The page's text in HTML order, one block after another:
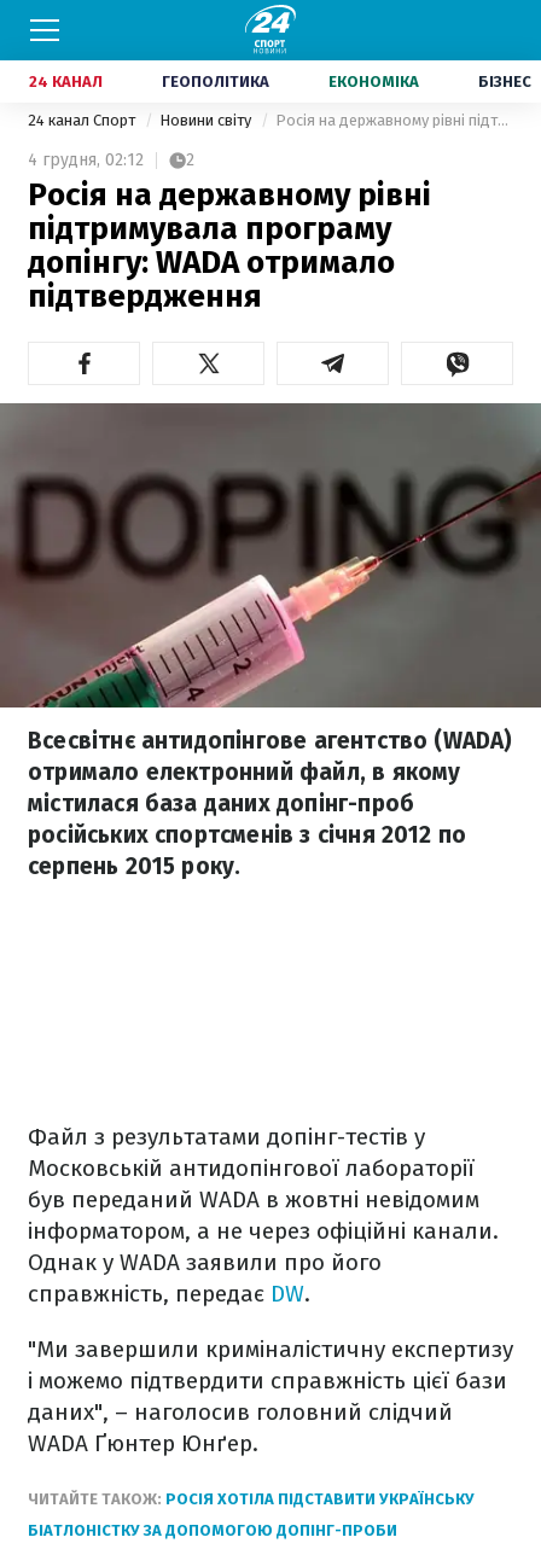
24 КАНАЛ ГЕОПОЛІТИКА ЕКОНОМІКА БІЗНЕС
24 канал Спорт Новини світу Росія на державному рівні підтримувала програму допінгу: WADA отримало підтвердження
4 грудня, 02:12 2
Росія на державному рівні
підтримувала програму
допінгу: WADA отримало
підтвердження
Всесвітнє антидопінгове агентство (WADA)
отримало електронний файл, в якому
містилася база даних допінг-проб
російських спортсменів з січня 2012 по
серпень 2015 року.
Файл з результатами допінг-тестів у
Московській антидопінгової лабораторії
був переданий WADA в жовтні невідомим
інформатором, а не через офіційні канали.
Однак у WADA заявили про його
справжність, передає DW.
"Ми завершили криміналістичну експертизу
і можемо підтвердити справжність цієї бази
даних", – наголосив головний слідчий
WADA Ґюнтер Юнґер.
ЧИТАЙТЕ ТАКОЖ: РОСІЯ ХОТІЛА ПІДСТАВИТИ УКРАЇНСЬКУ
БІАТЛОНІСТКУ ЗА ДОПОМОГОЮ ДОПІНГ-ПРОБИ